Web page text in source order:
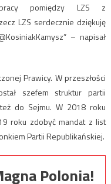
pomiędzy LZS z
LZS serdecznie dziękuję
– napisał
Prawicy. W przeszłości
szefem struktur partii
do Sejmu. W 2018 roku
roku zdobyć mandat z list
Partii Republikańskiej.
Polonia!